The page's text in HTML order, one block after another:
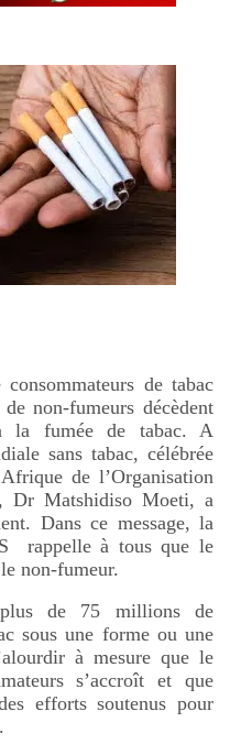
de tabac
non-fumeurs décèdent
la fumée de tabac. A
sans tabac, célébrée
de l’Organisation
Dr Matshidiso Moeti, a
Dans ce message, la
rappelle à tous que le
non-fumeur.
de 75 millions de
sous une forme ou une
à mesure que le
s’accroît et que
efforts soutenus pour